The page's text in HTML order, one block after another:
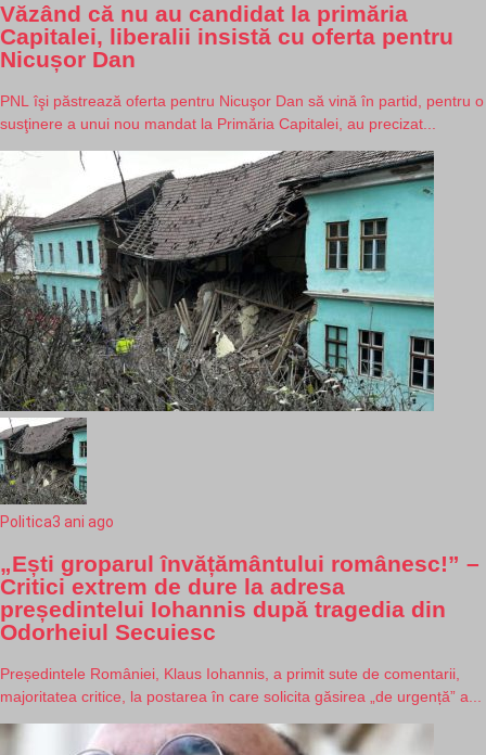
Văzând că nu au candidat la primăria
Capitalei, liberalii insistă cu oferta pentru
Nicușor Dan
PNL îşi păstrează oferta pentru Nicuşor Dan să vină în partid, pentru o
susţinere a unui nou mandat la Primăria Capitalei, au precizat...
Politica3 ani ago
„Ești groparul învățământului românesc!” –
Critici extrem de dure la adresa
președintelui Iohannis după tragedia din
Odorheiul Secuiesc
Președintele României, Klaus Iohannis, a primit sute de comentarii,
majoritatea critice, la postarea în care solicita găsirea „de urgență” a...